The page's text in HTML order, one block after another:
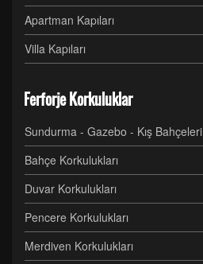
Apartman Kapıları
Villa Kapıları
Ferforje Korkuluklar
Sundurma - Gazebo - Kış Bahçeleri
Bahçe Korkulukları
Duvar Korkulukları
Pencere Korkulukları
Merdiven Korkulukları